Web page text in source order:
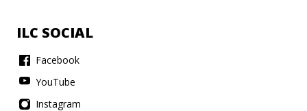
ILC SOCIAL
Facebook
YouTube
Instagram